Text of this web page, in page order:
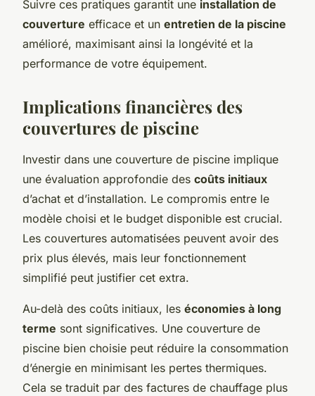
Suivre ces pratiques garantit une installation de
couverture efficace et un entretien de la piscine
amélioré, maximisant ainsi la longévité et la
performance de votre équipement.
Implications financières des
couvertures de piscine
Investir dans une couverture de piscine implique
une évaluation approfondie des coûts initiaux
d’achat et d’installation. Le compromis entre le
modèle choisi et le budget disponible est crucial.
Les couvertures automatisées peuvent avoir des
prix plus élevés, mais leur fonctionnement
simplifié peut justifier cet extra.
Au-delà des coûts initiaux, les économies à long
terme sont significatives. Une couverture de
piscine bien choisie peut réduire la consommation
d’énergie en minimisant les pertes thermiques.
Cela se traduit par des factures de chauffage plus